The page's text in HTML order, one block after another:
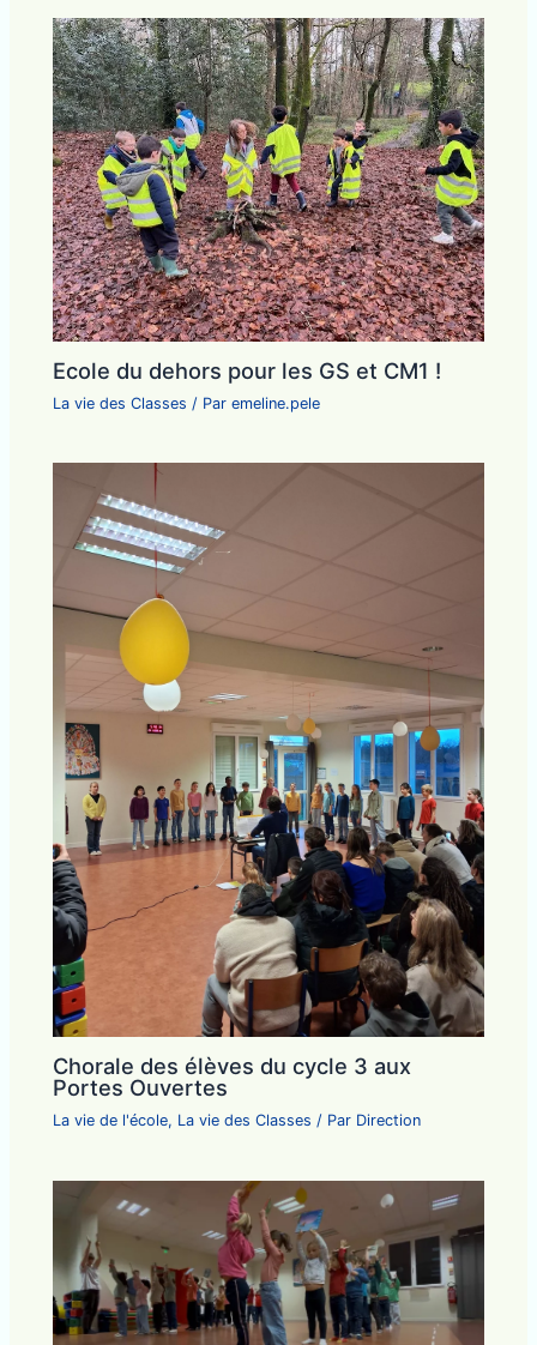
Ecole du dehors pour les GS et CM1 !
La vie des Classes / Paremeline.pele
Chorale des élèves du cycle 3 aux
Portes Ouvertes
La vie de l'école, La vie des Classes / Par Direction